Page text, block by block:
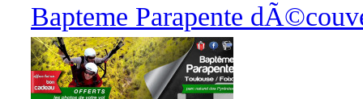
Bapteme Parapente